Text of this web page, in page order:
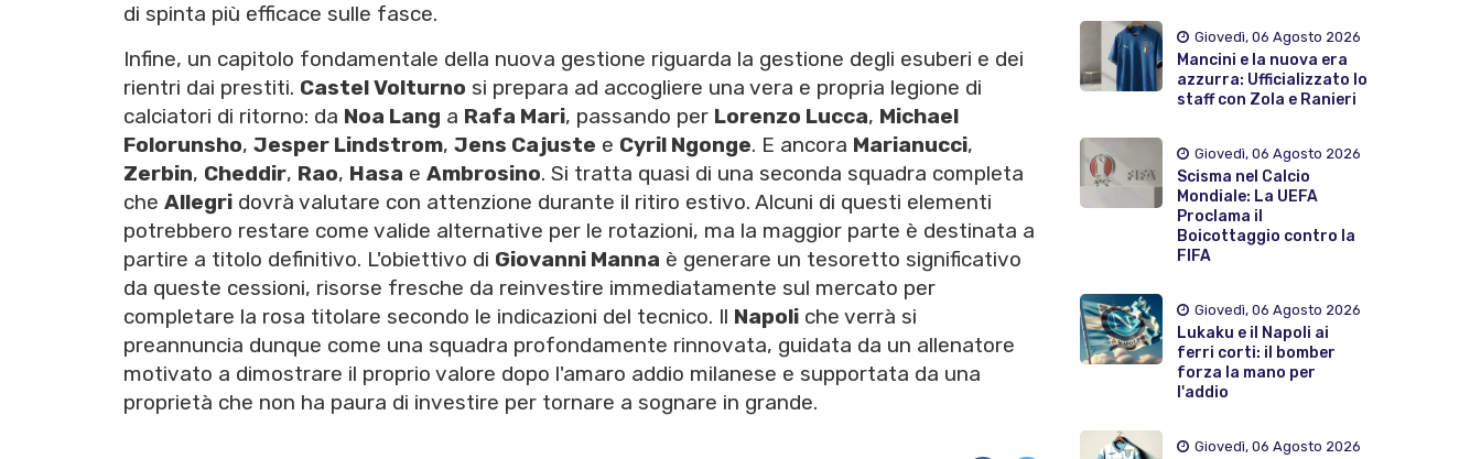
di spinta più efficace sulle fasce.
Infine, un capitolo fondamentale della nuova gestione riguarda la gestione degli esuberi e dei
rientri dai prestiti. Castel Volturno si prepara ad accogliere una vera e propria legione di
calciatori di ritorno: da Noa Lang a Rafa Mari, passando per Lorenzo Lucca, Michael
Folorunsho, Jesper Lindstrom, Jens Cajuste e Cyril Ngonge. E ancora Marianucci,
Zerbin, Cheddir, Rao, Hasa e Ambrosino. Si tratta quasi di una seconda squadra completa
che Allegri dovrà valutare con attenzione durante il ritiro estivo. Alcuni di questi elementi
potrebbero restare come valide alternative per le rotazioni, ma la maggior parte è destinata a
partire a titolo definitivo. L'obiettivo di Giovanni Manna è generare un tesoretto significativo
da queste cessioni, risorse fresche da reinvestire immediatamente sul mercato per
completare la rosa titolare secondo le indicazioni del tecnico. Il Napoli che verrà si
preannuncia dunque come una squadra profondamente rinnovata, guidata da un allenatore
motivato a dimostrare il proprio valore dopo l'amaro addio milanese e supportata da una
proprietà che non ha paura di investire per tornare a sognare in grande.
Giovedì, 06 Agosto 2026
Mancini e la nuova era
azzurra: Ufficializzato lo
staff con Zola e Ranieri
Giovedì, 06 Agosto 2026
Scisma nel Calcio
Mondiale: La UEFA
Proclama il
Boicottaggio contro la
FIFA
Giovedì, 06 Agosto 2026
Lukaku e il Napoli ai
ferri corti: il bomber
forza la mano per
l'addio
Giovedì, 06 Agosto 2026